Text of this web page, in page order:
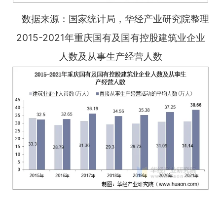
数据来源：国家统计局，华经产业研究院整理
2015-2021年重庆国有及国有控股建筑业企业
人数及从事生产经营人数